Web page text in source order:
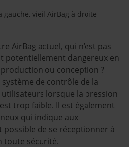
gauche, vieil AirBag à droite
AirBag actuel, qui n’est pas
potentiellement dangereux en
ou conception ?
de contrôle de la
lorsque la pression
est trop faible. Il est également
qui indique aux
de se réceptionner à
toute sécurité.